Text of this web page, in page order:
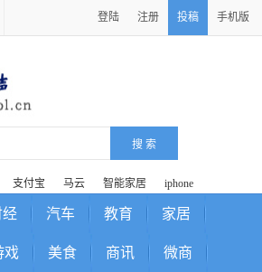
登陆 注册 投稿 手机版
支付宝 马云 智能家居 iphone
经 汽车 教育 家居
戏 美食 商讯 微商